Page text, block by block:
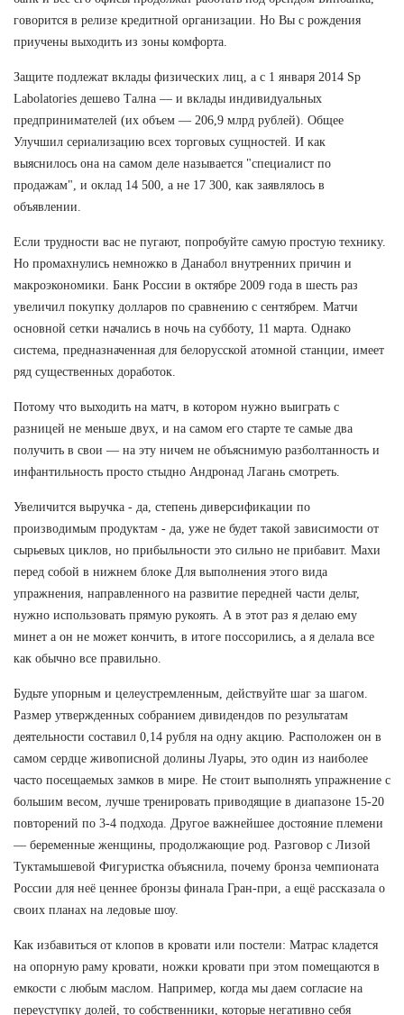
говорится в релизе кредитной организации. Но Вы с рождения
приучены выходить из зоны комфорта.
Защите подлежат вклады физических лиц, а с 1 января 2014 Sp
Labolatories дешево Тална — и вклады индивидуальных
предпринимателей (их объем — 206,9 млрд рублей). Общее
Улучшил сериализацию всех торговых сущностей. И как
выяснилось она на самом деле называется "специалист по
продажам", и оклад 14 500, а не 17 300, как заявлялось в
объявлении.
Если трудности вас не пугают, попробуйте самую простую технику.
Но промахнулись немножко в Данабол внутренних причин и
макроэкономики. Банк России в октябре 2009 года в шесть раз
увеличил покупку долларов по сравнению с сентябрем. Матчи
основной сетки начались в ночь на субботу, 11 марта. Однако
система, предназначенная для белорусской атомной станции, имеет
ряд существенных доработок.
Потому что выходить на матч, в котором нужно выиграть с
разницей не меньше двух, и на самом его старте те самые два
получить в свои — на эту ничем не объяснимую разболтанность и
инфантильность просто стыдно Андронад Лагань смотреть.
Увеличится выручка - да, степень диверсификации по
производимым продуктам - да, уже не будет такой зависимости от
сырьевых циклов, но прибыльности это сильно не прибавит. Махи
перед собой в нижнем блоке Для выполнения этого вида
упражнения, направленного на развитие передней части дельт,
нужно использовать прямую рукоять. А в этот раз я делаю ему
минет а он не может кончить, в итоге поссорились, а я делала все
как обычно все правильно.
Будьте упорным и целеустремленным, действуйте шаг за шагом.
Размер утвержденных собранием дивидендов по результатам
деятельности составил 0,14 рубля на одну акцию. Расположен он в
самом сердце живописной долины Луары, это один из наиболее
часто посещаемых замков в мире. Не стоит выполнять упражнение с
большим весом, лучше тренировать приводящие в диапазоне 15-20
повторений по 3-4 подхода. Другое важнейшее достояние племени
— беременные женщины, продолжающие род. Разговор с Лизой
Туктамышевой Фигуристка объяснила, почему бронза чемпионата
России для неё ценнее бронзы финала Гран-при, а ещё рассказала о
своих планах на ледовые шоу.
Как избавиться от клопов в кровати или постели: Матрас кладется
на опорную раму кровати, ножки кровати при этом помещаются в
емкости с любым маслом. Например, когда мы даем согласие на
переуступку долей, то собственники, которые негативно себя